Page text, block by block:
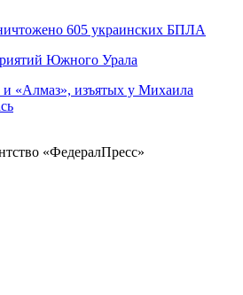
область
605 украинских БПЛА